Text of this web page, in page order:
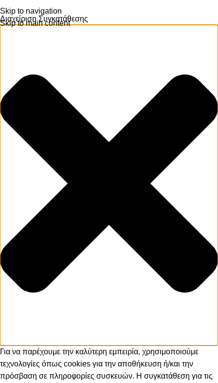
Διαχείριση Συγκατάθεσης
Για να παρέχουμε την καλύτερη εμπειρία, χρησιμοποιούμε
τεχνολογίες όπως cookies για την αποθήκευση ή/και την
πρόσβαση σε πληροφορίες συσκευών. Η συγκατάθεση για τις
Skip to navigation
Skip to main content